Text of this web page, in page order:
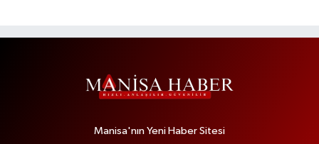
Manisa'nın Yeni Haber Sitesi